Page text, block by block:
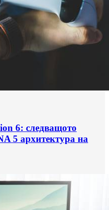
6: следващото
5 архитектура на